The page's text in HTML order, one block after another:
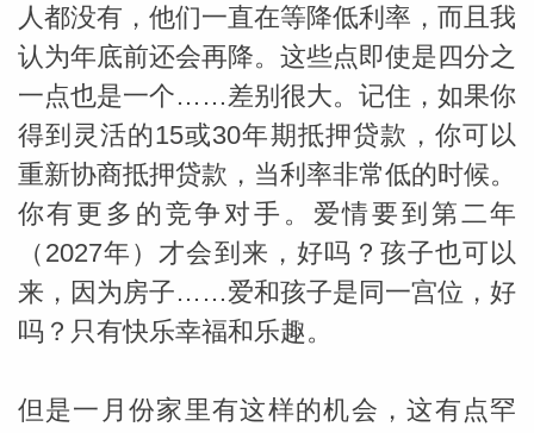
miller
人都没有，他们一直在等降低利率，而且我
认为年底前还会再降。这些点即使是四分之
一点也是一个……差别很大。记住，如果你
得到灵活的15或30年期抵押贷款，你可以
重新协商抵押贷款，当利率非常低的时候。
你有更多的竞争对手。爱情要到第二年
（2027年）才会到来，好吗？孩子也可以
来，因为房子……爱和孩子是同一宫位，好
吗？只有快乐幸福和乐趣。
但是一月份家里有这样的机会，这有点罕